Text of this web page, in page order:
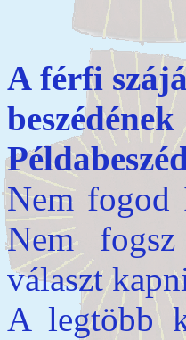
A férfi
Nem fogod
Nem
választ
A legtöbb